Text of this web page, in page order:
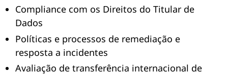
Compliance com os Direitos do Titular de
Dados
Políticas e processos de remediação e
resposta a incidentes
Avaliação de transferência internacional de